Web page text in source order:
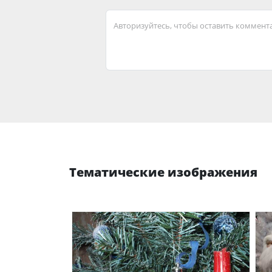
Авторизуйтесь, чтобы оставить
Тематические изображения